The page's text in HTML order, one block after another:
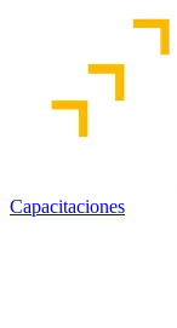
Capacitaciones